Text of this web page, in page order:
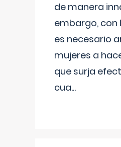
de manera
embargo, con
es necesario
mujeres a
que surja
cua...